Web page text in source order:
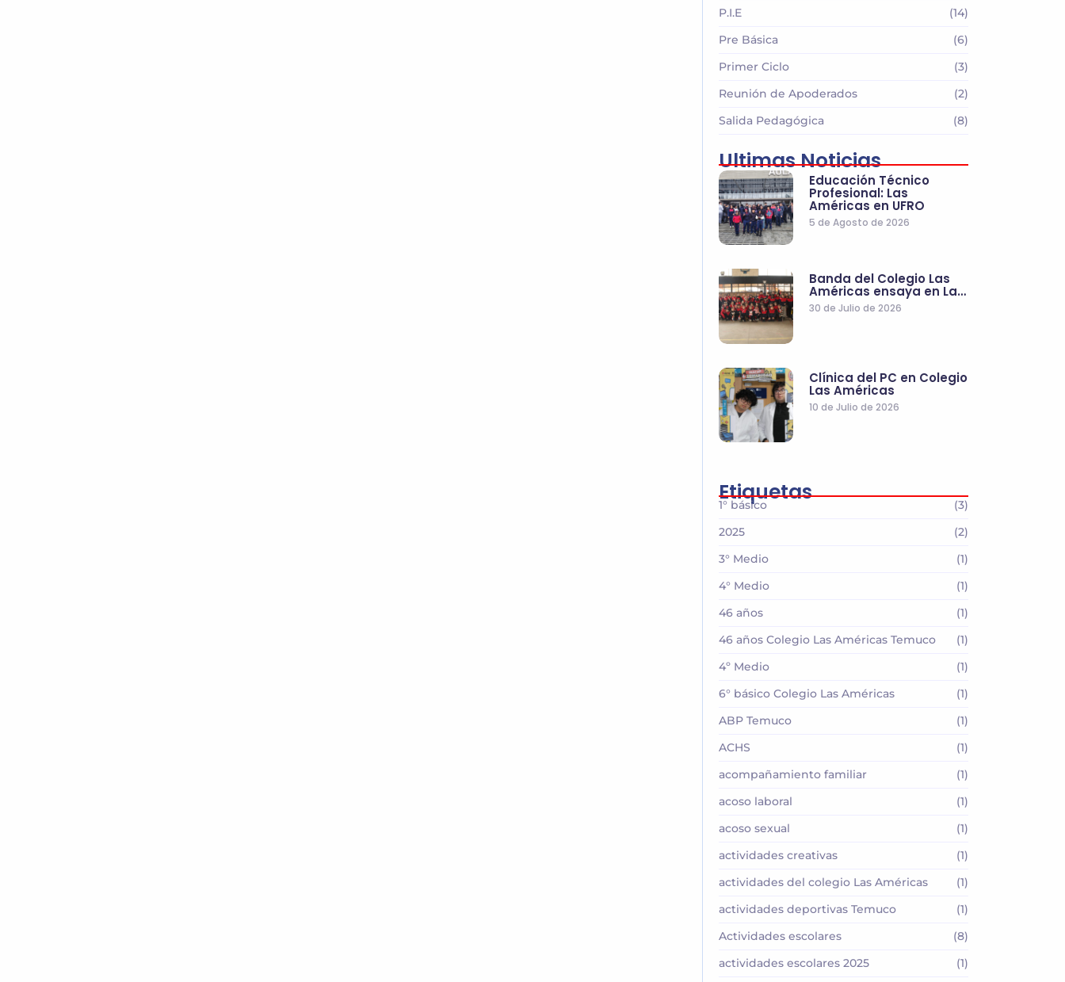
P.I.E
(14)
Pre Básica
(6)
Primer Ciclo
(3)
Reunión de Apoderados
(2)
Salida Pedagógica
(8)
Ultimas Noticias
Educación Técnico
Profesional: Las
Américas en UFRO
5 de Agosto de 2026
Banda del Colegio Las
Américas ensaya en La…
30 de Julio de 2026
Clínica del PC en Colegio
Las Américas
10 de Julio de 2026
Etiquetas
1° básico
(3)
2025
(2)
3° Medio
(1)
4° Medio
(1)
46 años
(1)
46 años Colegio Las Américas Temuco
(1)
4º Medio
(1)
6° básico Colegio Las Américas
(1)
ABP Temuco
(1)
ACHS
(1)
acompañamiento familiar
(1)
acoso laboral
(1)
acoso sexual
(1)
actividades creativas
(1)
actividades del colegio Las Américas
(1)
actividades deportivas Temuco
(1)
Actividades escolares
(8)
actividades escolares 2025
(1)